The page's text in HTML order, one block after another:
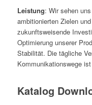
Leistung: Wir sehen
ambitionierten Zielen
zukunftsweisende
Optimierung unserer
Stabilität. Die tägliche
Kommunikationswege
Katalog